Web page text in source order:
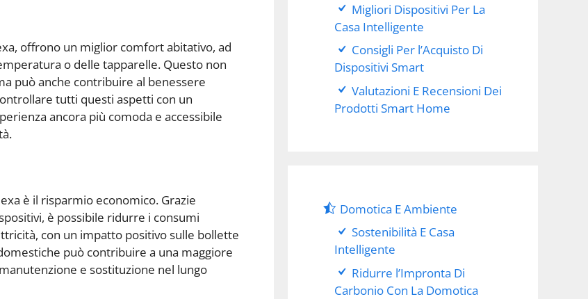
offrono un miglior comfort abitativo, ad
o delle tapparelle. Questo non
può anche contribuire al benessere
tutti questi aspetti con un
ancora più comoda e accessibile
è il risparmio economico. Grazie
è possibile ridurre i consumi
con un impatto positivo sulle bollette
può contribuire a una maggiore
e sostituzione nel lungo
Migliori Dispositivi Per La
Casa Intelligente
Consigli Per l’Acquisto Di
Dispositivi Smart
Valutazioni E Recensioni Dei
Prodotti Smart Home
Domotica E Ambiente
Sostenibilità E Casa
Intelligente
Ridurre l’Impronta Di
Carbonio Con La Domotica